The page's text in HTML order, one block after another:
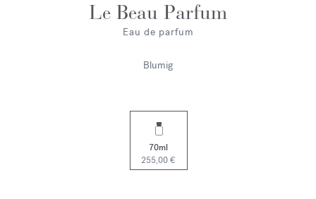
Le Beau Parfum
Eau de parfum
Blumig
70ml
255,00 €